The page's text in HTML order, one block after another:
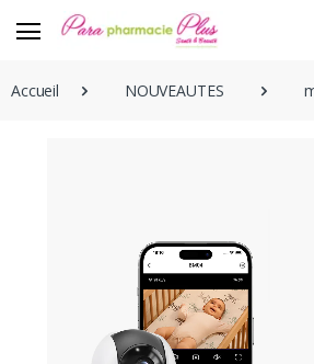
Accueil NOUVEAUTES